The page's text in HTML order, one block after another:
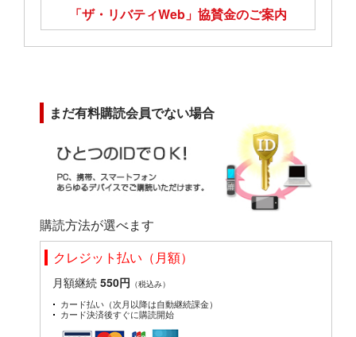
「ザ・リバティWeb」 協賛金のご案内
まだ有料購読会員でない場合
購読方法が選べます
クレジット払い（月額）
月額継続 550円 （税込み）
カード払い（次月以降は自動継続課金）
カード決済後すぐに購読開始